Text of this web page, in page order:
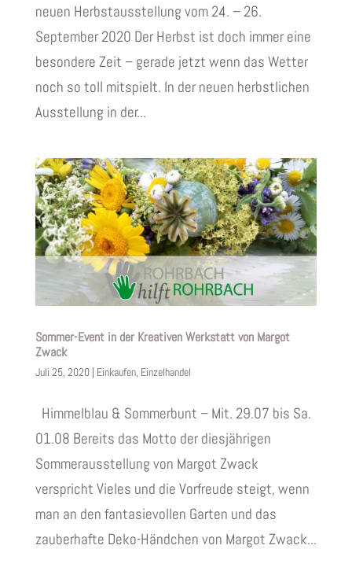
neuen Herbstausstellung vom 24. – 26.
September 2020 Der Herbst ist doch immer eine
besondere Zeit – gerade jetzt wenn das Wetter
noch so toll mitspielt. In der neuen herbstlichen
Ausstellung in der...
Sommer-Event in der Kreativen Werkstatt von Margot
Zwack
Juli 25, 2020| Einkaufen, Einzelhandel
Himmelblau & Sommerbunt – Mit. 29.07 bis Sa.
01.08 Bereits das Motto der diesjährigen
Sommerausstellung von Margot Zwack
verspricht Vieles und die Vorfreude steigt, wenn
man an den fantasievollen Garten und das
zauberhafte Deko-Händchen von Margot Zwack...